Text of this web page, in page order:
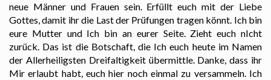
neue Männer und Frauen sein. Erfüllt euch mit der Liebe
Gottes, damit ihr die Last der Prüfungen tragen könnt. Ich bin
eure Mutter und Ich bin an eurer Seite. Zieht euch nIcht
zurück. Das ist die Botschaft, die Ich euch heute im Namen
der Allerheiligsten Dreifaltigkeit übermittle. Danke, dass ihr
Mir erlaubt habt, euch hier noch einmal zu versammeln. Ich